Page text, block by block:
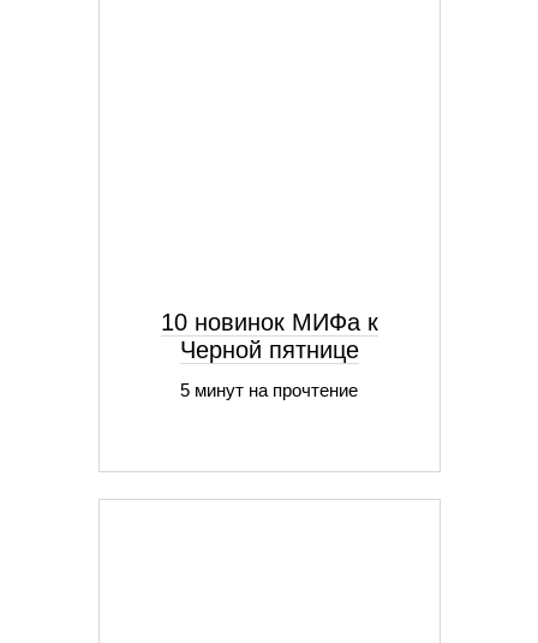
10 новинок МИФа к
Черной пятнице
5 минут на прочтение